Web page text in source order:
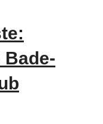
Bade-